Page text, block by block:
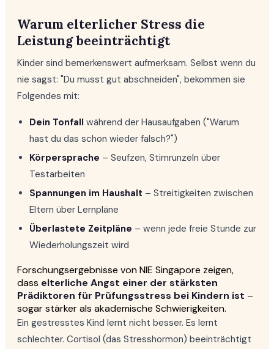
Warum elterlicher Stress die
Leistung beeinträchtigt
Kinder sind bemerkenswert aufmerksam. Selbst wenn du
nie sagst: "Du musst gut abschneiden", bekommen sie
Folgendes mit:
Dein Tonfall während der Hausaufgaben ("Warum
hast du das schon wieder falsch?")
Körpersprache – Seufzen, Stirnrunzeln über
Testarbeiten
Spannungen im Haushalt – Streitigkeiten zwischen
Eltern über Lernpläne
Überlastete Zeitpläne – wenn jede freie Stunde zur
Wiederholungszeit wird
Forschungsergebnisse von NIE Singapore zeigen,
dass elterliche Angst einer der stärksten
Prädiktoren für Prüfungsstress bei Kindern ist –
sogar stärker als akademische Schwierigkeiten.
Ein gestresstes Kind lernt nicht besser. Es lernt
schlechter. Cortisol (das Stresshormon) beeinträchtigt